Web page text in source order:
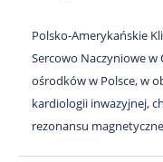
Polsko-Amerykańskie
Sercowo Naczyniowe w
ośrodków w Polsce, w
kardiologii inwazyjnej,
rezonansu